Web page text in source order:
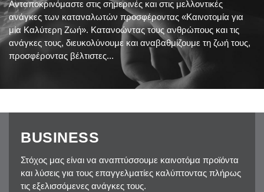
Ανταποκρινόμαστε στις σημερινές και στις μελλοντικές
ανάγκες των καταναλωτών προσφέροντας «Καινοτομία για
μία Καλύτερη Ζωή». Κατανοώντας τους ανθρώπους και τις
ανάγκες τους, διευκολύνουμε και αναβαθμίζουμε τη ζωή τους,
προσφέροντας βέλτιστες...
BUSINESS
Στόχος μας είναι να αναπτύσσουμε καινοτόμα προϊόντα
και λύσεις για τους επαγγελματίες καλύπτοντας πλήρως
τις εξελισσόμενες ανάγκες τους.